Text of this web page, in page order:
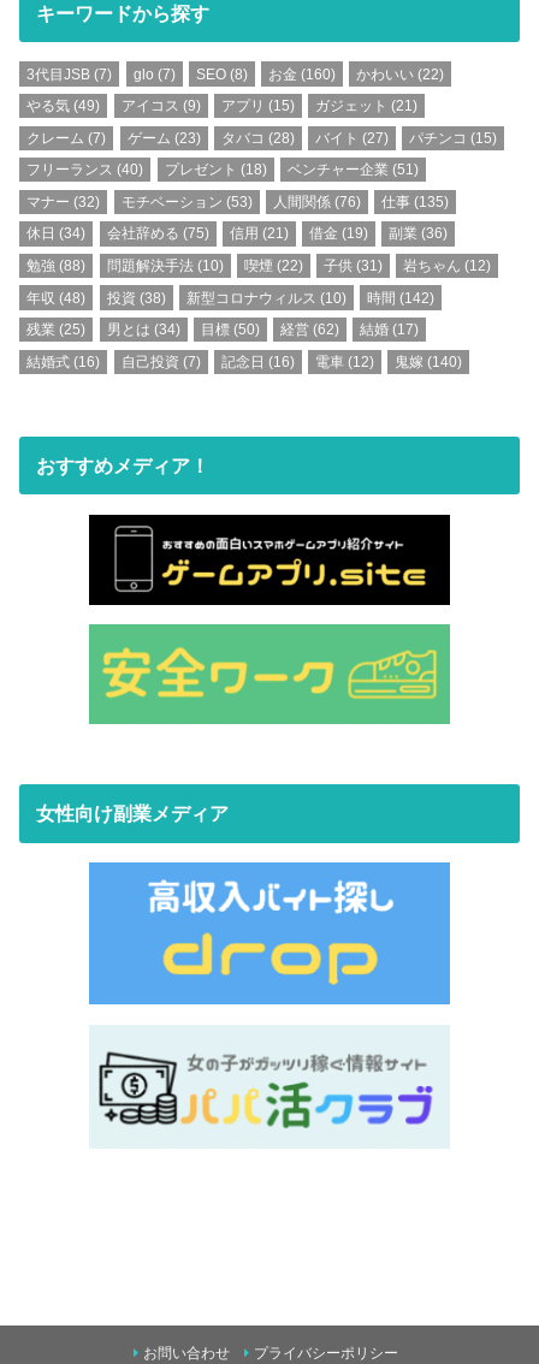
キーワードから探す
3代目JSB (7) glo (7) SEO(8) お金 (160) かわいい (22)
やる気 (49) アイコス (9) アプリ (15) ガジェット (21)
クレーム (7) ゲーム (23) タバコ (28) バイト (27) パチンコ (15)
フリーランス (40) プレゼント (18) ベンチャー企業 (51)
マナー (32) モチベーション (53) 人間関係(76) 仕事 (135)
休日 (34) 会社辞める (75) 信用 (21) 借金 (19) 副業 (36)
勉強 (88) 問題解決手法 (10) 喫煙 (22) 子供 (31) 岩ちゃん (12)
年収 (48) 投資 (38) 新型コロナウィルス (10) 時間 (142)
残業 (25) 男とは (34) 目標(50) 経営 (62) 結婚 (17)
結婚式 (16) 自己投資 (7) 記念日 (16) 電車 (12) 鬼嫁 (140)
おすすめメディア！
女性向け副業メディア
お問い合わせ プライバシーポリシー